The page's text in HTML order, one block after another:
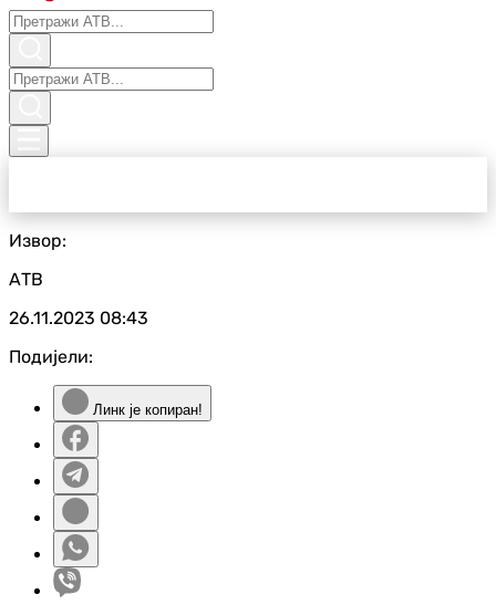
Извор:
АТВ
26.11.2023 08:43
Подијели:
Линк је копиран!